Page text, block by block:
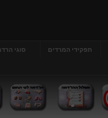
תפקידי המרדים סוגי